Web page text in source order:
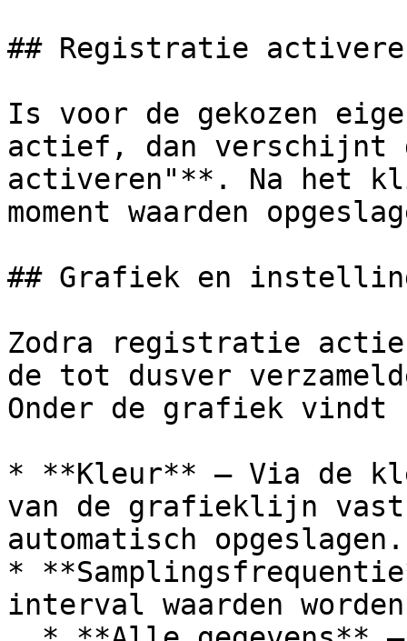
## Registratie
Is voor de gekozen
actief, dan verschijnt
activeren"**. Na het
moment waarden
## Grafiek en
Zodra registratie
de tot dusver
Onder de grafiek
* **Kleur** – Via de
van de grafieklijn
automatisch opgeslagen.
*
interval waarden